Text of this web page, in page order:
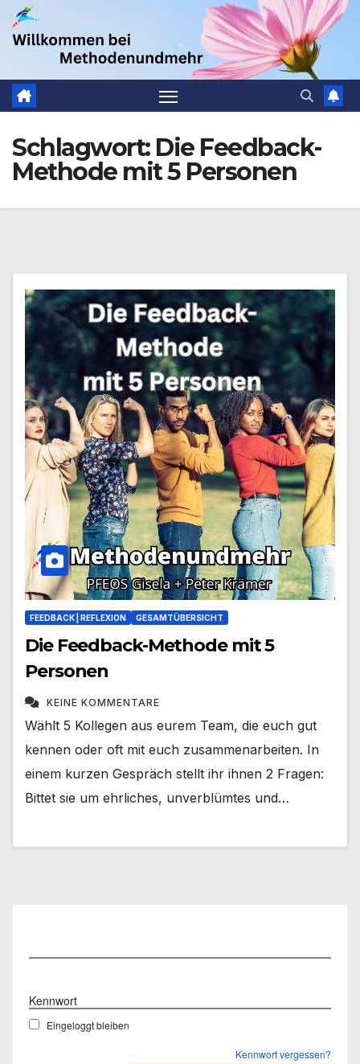
Zum
Inhalt
.
Schlagwort: Die Feedback-
Methode mit 5 Personen
FEEDBACK | REFLEXION GESAMTÜBERSICHT
Die Feedback-Methode mit 5
Personen
KEINE KOMMENTARE
Wählt 5 Kollegen aus eurem Team, die euch gut
kennen oder oft mit euch zusammenarbeiten. In
einem kurzen Gespräch stellt ihr ihnen 2 Fragen:
Bittet sie um ehrliches, unverblümtes und…
Kennwort
Eingeloggt bleiben
Kennwort vergessen?